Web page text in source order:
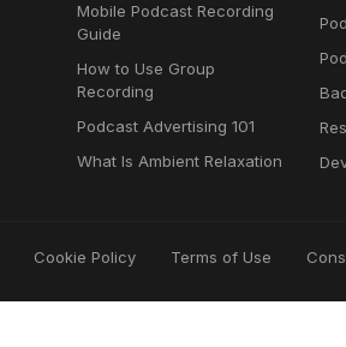
Mobile Podcast Recording
Guide
How to Use Group
Recording
Podcast Advertising 101
What Is Ambient Relaxation
Cookie Policy Terms of Use